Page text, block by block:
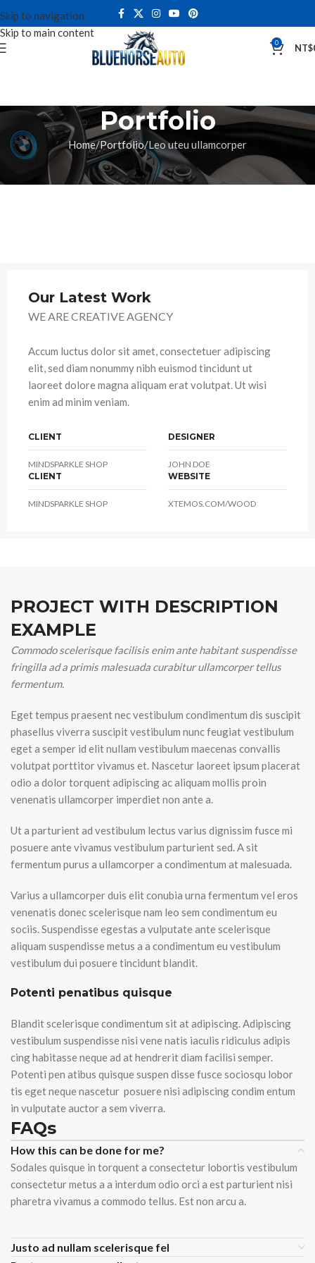
Skip to navigation
Skip to main content
0 NT$
Portfolio
Home Portfolio Leo uteu ullamcorper
Our Latest Work
WE ARE CREATIVE AGENCY
Accum luctus dolor sit amet, consectetuer adipiscing
elit, sed diam nonummy nibh euismod tincidunt ut
laoreet dolore magna aliquam erat volutpat. Ut wisi
enim ad minim veniam.
CLIENT
MINDSPARKLE SHOP
DESIGNER
JOHN DOE
CLIENT
MINDSPARKLE SHOP
WEBSITE
XTEMOS.COM/WOOD
PROJECT WITH DESCRIPTION
EXAMPLE
Commodo scelerisque facilisis enim ante habitant suspendisse
fringilla ad a primis malesuada curabitur ullamcorper tellus
fermentum.
Eget tempus praesent nec vestibulum condimentum dis suscipit
phasellus viverra suscipit vestibulum nunc feugiat vestibulum
eget a semper id elit nullam vestibulum maecenas convallis
volutpat porttitor vivamus et. Nascetur laoreet ipsum placerat
odio a dolor torquent adipiscing ac aliquam mollis proin
venenatis ullamcorper imperdiet non ante a.
Ut a parturient ad vestibulum lectus varius dignissim fusce mi
posuere ante vivamus vestibulum parturient sed. A sit
fermentum purus a ullamcorper a condimentum at malesuada.
Varius a ullamcorper duis elit conubia urna fermentum vel eros
venenatis donec scelerisque nam leo sem condimentum eu
sociis. Suspendisse egestas a vulputate ante scelerisque
aliquam suspendisse metus a a condimentum eu vestibulum
vestibulum dui posuere tincidunt blandit.
Potenti penatibus quisque
Blandit scelerisque condimentum sit at adipiscing. Adipiscing
vestibulum suspendisse nisi vene natis iaculis ridiculus adipis
cing habitasse neque ad at hendrerit diam facilisi semper.
Potenti pen atibus quisque suspen disse fusce sociosqu lobor
tis eget neque nascetur posuere nisi adipiscing condim entum
in vulputate auctor a sem viverra.
FAQs
How this can be done for me?
Sodales quisque in torquent a consectetur lobortis vestibulum
consectetur metus a a interdum odio orci a est parturient nisi
pharetra vivamus a commodo tellus. Est non arcu a.
Justo ad nullam scelerisque fel